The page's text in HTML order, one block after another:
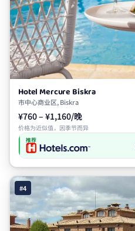
Hotel Mercure Biskra
市中心商业区, Biskra
¥760 – ¥1,160/晚
价格为近似值，因季节而异
推荐
#4